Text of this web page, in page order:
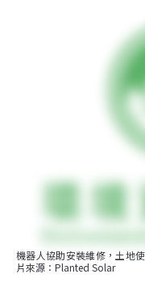
機器人協助安裝維修，土地
片來源：Planted Solar